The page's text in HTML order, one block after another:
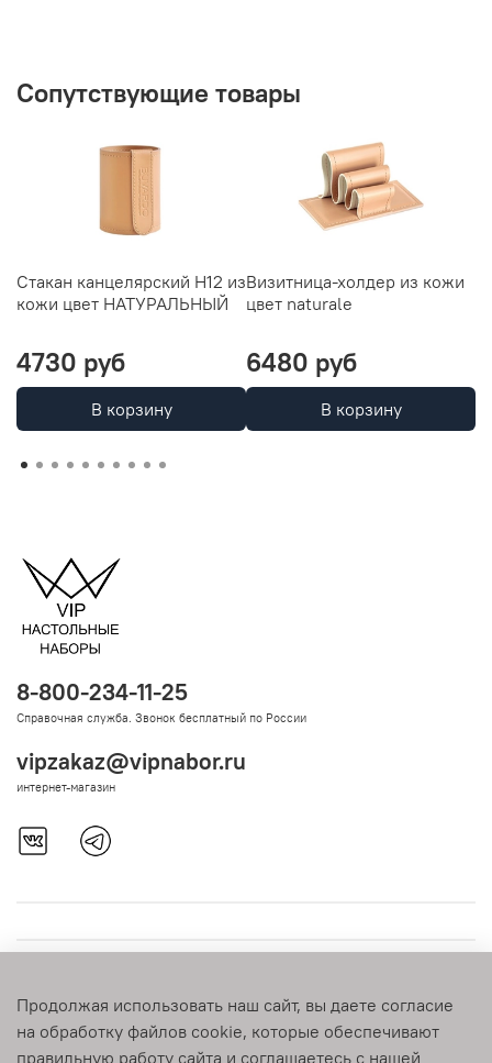
Сопутствующие товары
Стакан канцелярский H12 из
кожи цвет НАТУРАЛЬНЫЙ
4730 руб
В корзину
Визитница-холдер из кожи
цвет naturale
6480 руб
В корзину
8-800-234-11-25
Справочная служба. Звонок бесплатный по России
vipzakaz@vipnabor.ru
интернет-магазин
Продолжая использовать наш сайт, вы даете согласие
на обработку файлов cookie, которые обеспечивают
правильную работу сайта и соглашаетесь с нашей